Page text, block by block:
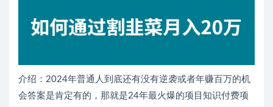
介绍：2024年普通人到底还有没有逆袭或者年赚百万的机
会答案是肯定有的，那就是24年最火爆的项目知识付费项